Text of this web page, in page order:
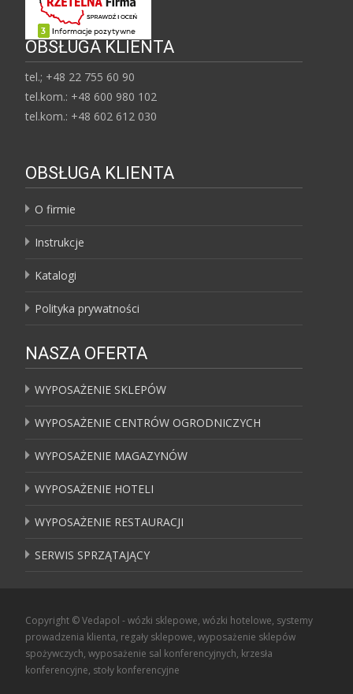
OBSŁUGA KLIENTA
tel.; +48 22 755 60 90
tel.kom.: +48 600 980 102
tel.kom.: +48 602 612 030
OBSŁUGA KLIENTA
O firmie
Instrukcje
Katalogi
Polityka prywatności
NASZA OFERTA
WYPOSAŻENIE SKLEPÓW
WYPOSAŻENIE CENTRÓW OGRODNICZYCH
WYPOSAŻENIE MAGAZYNÓW
WYPOSAŻENIE HOTELI
WYPOSAŻENIE RESTAURACJI
SERWIS SPRZĄTAJĄCY
Copyright © Vedapol - wózki sklepowe, wózki hotelowe, systemy
prowadzenia klienta, regały sklepowe, wyposażenie sklepów
spożywczych, wyposażenie sal konferencyjnych, krzesła
konferencyjne, stoły konferencyjne